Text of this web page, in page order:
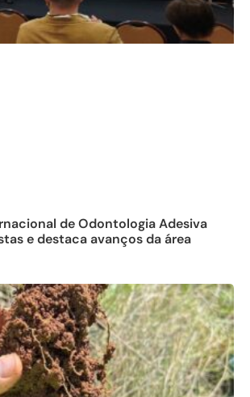
de Odontologia Adesiva
e destaca avanços da área